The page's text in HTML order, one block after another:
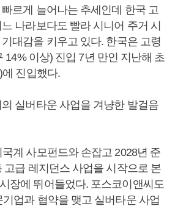
르게 늘어나는 추세인데 한국 고
나라보다도 빨라 시니어 주거 시
대감을 키우고 있다. 한국은 고령
14% 이상) 진입 7년 만인 지난해 초
진입했다.
실버타운 사업을 겨냥한 발걸음
계 사모펀드와 손잡고 2028년 준
고급 레지던스 사업을 시작으로 본
장에 뛰어들었다. 포스코이앤씨도
기업과 협약을 맺고 실버타운 사업